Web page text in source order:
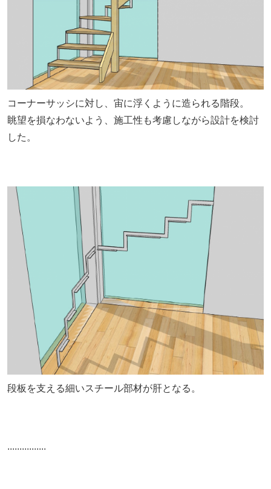
コーナーサッシに対し、宙に浮くように造られる階段。
眺望を損なわないよう、施工性も考慮しながら設計を検討
した。
段板を支える細いスチール部材が肝となる。
................